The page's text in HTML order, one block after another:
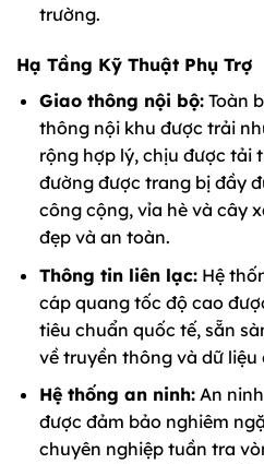
trường.
Hạ Tầng Kỹ Thuật Phụ Trợ
Giao thông nội bộ:Toàn
thông nội khu được trải
rộng hợp lý, chịu được tải
đường được trang bị đầy
công cộng, vỉa hè và cây
đẹp và an toàn.
Thông tin liên lạc:Hệ
cáp quang tốc độ cao
tiêu chuẩn quốc tế, sẵn
về truyền thông và dữ
Hệ thống an ninh:An
được đảm bảo nghiêm
chuyên nghiệp tuần tra